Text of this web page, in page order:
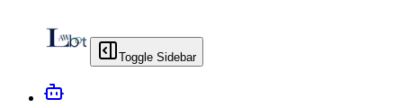
Toggle Sidebar